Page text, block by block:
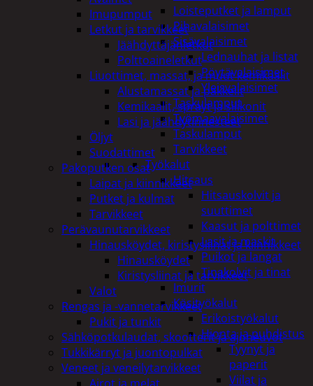
Loisteputket ja lamput
Pihavalaisimet
Sisävalaisimet
Lednauhat ja listat
Pöytävalaisimet
Yleisvalaisimet
Taskulamput
Työmaavalaisimet
Taskulamput
Tarvikkeet
Työkalut
Hitsaus
Hitsauskolvit ja
suuttimet
Kaasut ja polttimet
Lasit ja maskit
Puikot ja langat
Tinakolvit ja tinat
Imurit
Käsityökalut
Erikoistyökalut
Hionta ja puhdistus
Tyynyt ja
paperit
Viilat ja
Imupumput
Letkut ja tarvikkeet
Jäähdyttäjänletkut
Polttoaineletkut
Liuottimet, massat, ja muut kemikaalit
Alustamassat ja pakkelit
Kemikaalit, sprayt ja silikonit
Lasi ja jäähdytinnesteet
Öljyt
Suodattimet
Pakoputken osat
Laipat ja kiinnikkeet
Putket ja kulmat
Tarvikkeet
Perävaunutarvikkeet
Hinausköydet, kiristysliinat ja kiinnikkeet
Hinausköydet
Kiristysliinat ja tarvikkeet
Valot
Rengas ja -vannetarvikkeet
Pukit ja tunkit
Sähköpotkulaudat, skootterit ja ajoneuvot
Tukkikärryt ja juontopulkat
Veneet ja veneilytarvikkeet